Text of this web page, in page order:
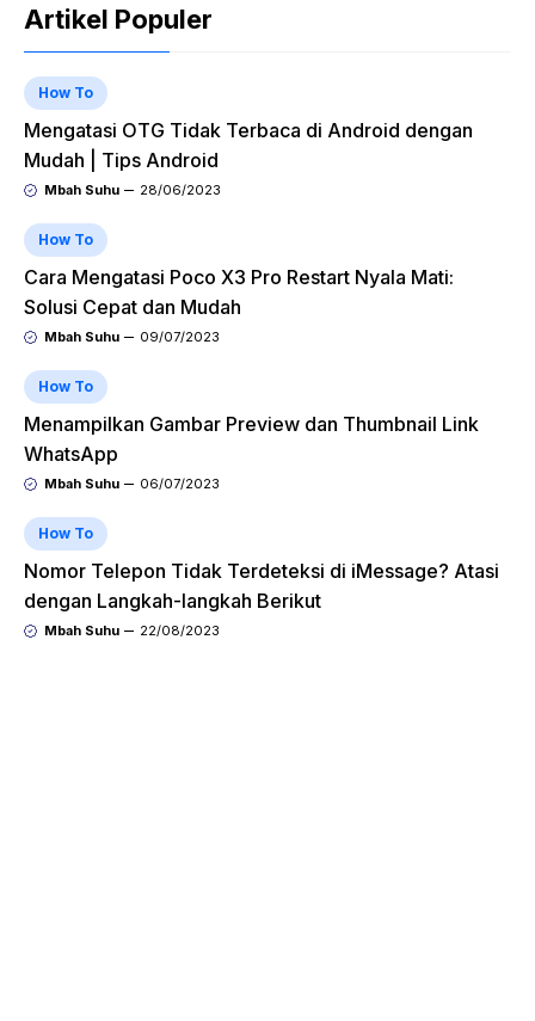
Artikel Populer
How To
Mengatasi OTG Tidak Terbaca di Android dengan
Mudah | Tips Android
Mbah Suhu 28/06/2023
How To
Cara Mengatasi Poco X3 Pro Restart Nyala Mati:
Solusi Cepat dan Mudah
Mbah Suhu 09/07/2023
How To
Menampilkan Gambar Preview dan Thumbnail Link
WhatsApp
Mbah Suhu 06/07/2023
How To
Nomor Telepon Tidak Terdeteksi di iMessage? Atasi
dengan Langkah-langkah Berikut
Mbah Suhu 22/08/2023